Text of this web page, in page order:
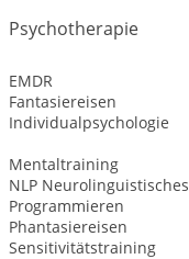
Psychotherapie
EMDR
Fantasiereisen
Individualpsychologie
Mentaltraining
NLP Neurolinguistisches
Programmieren
Phantasiereisen
Sensitivitätstraining